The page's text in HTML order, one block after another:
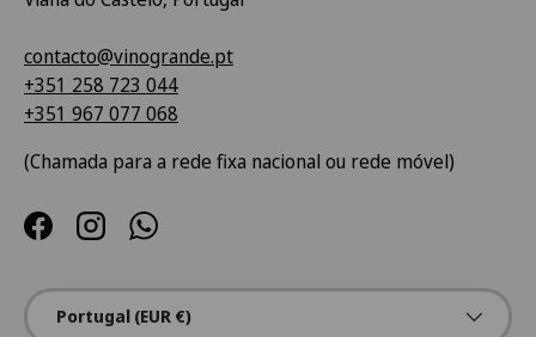
contacto@vinogrande.pt
+351 258 723 044
+351 967 077 068
(Chamada para a rede fixa nacional ou rede móvel)
FacebookInstagramWhatsApp
País/Região
Portugal (EUR €)